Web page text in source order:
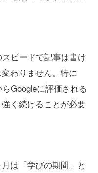
ピードで記事は書け
わりません。特に
Googleに評価される
く続けることが必要
は「学びの期間」と